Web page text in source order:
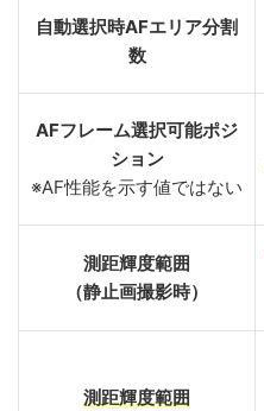
自動選択時AFエリア分割
数
AFフレーム選択可能ポジ
ション
※AF性能を示す値ではない
測距輝度範囲
（静止画撮影時）
測距輝度範囲